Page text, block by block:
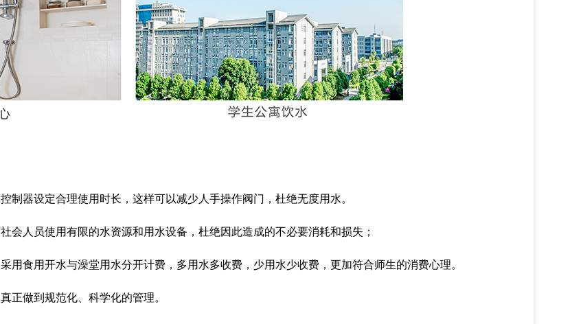
制器设定合理使用时长，这样可以减少人手操作阀门，杜绝无度用水。
会人员使用有限的水资源和用水设备，杜绝因此造成的不必要消耗和损失；
用食用开水与澡堂用水分开计费，多用水多收费，少用水少收费，更加符合师生的消费心理。
正做到规范化、科学化的管理。